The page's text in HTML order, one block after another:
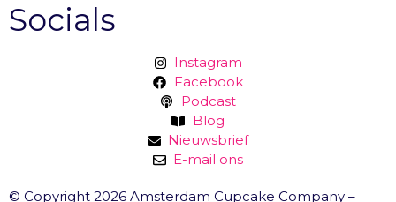
Socials
Instagram
Facebook
Podcast
Blog
Nieuwsbrief
E-mail ons
© Copyright 2026 Amsterdam Cupcake Company –